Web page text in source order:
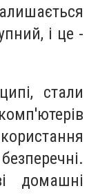
і це -
стали
домашні